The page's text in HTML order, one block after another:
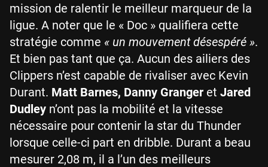
mission de ralentir le meilleur marqueur de la
ligue. A noter que le « Doc » qualifiera cette
stratégie comme « un mouvement désespéré ».
Et bien pas tant que ça. Aucun des ailiers des
Clippers n’est capable de rivaliser avec Kevin
Durant. Matt Barnes, Danny Granger et Jared
Dudley n’ont pas la mobilité et la vitesse
nécessaire pour contenir la star du Thunder
lorsque celle-ci part en dribble. Durant a beau
mesurer 2,08 m, il a l’un des meilleurs